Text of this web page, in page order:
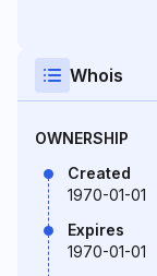
Whois
OWNERSHIP
Created
1970-01-01
Expires
1970-01-01